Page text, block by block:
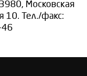
Московская
10. Тел./факс: